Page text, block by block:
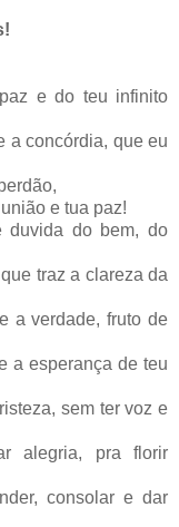
e do teu infinito
a concórdia, que eu
e tua paz!
duvida do bem, do
traz a clareza da
a verdade, fruto de
a esperança de teu
sem ter voz e
alegria, pra florir
consolar e dar